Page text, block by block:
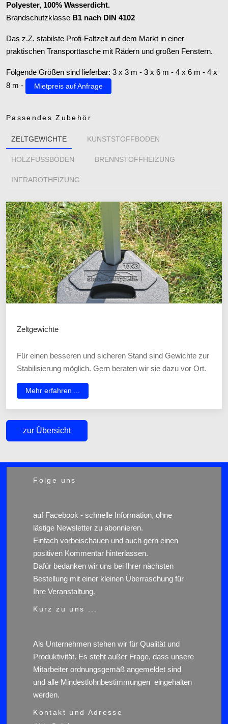
Polyester, 100% Wasserdicht.
Brandschutzklasse B1 nach DIN 4102
Das z.Z. stabilste Profi-Faltzelt auf dem Markt in einer
praktischen Transporttasche mit Rädern und großen Fenstern.
Folgende Größen sind lieferbar: 3 x 3 m - 3 x 6 m - 4 x 6 m - 4 x
8 m -
Mietpreis auf Anfrage
Passendes Zubehör
ZELTGEWICHTE KUNSTSTOFFBODEN
HOLZFUSSBODEN BRENNSTOFFHEIZUNG
INFRAROTHEIZUNG
Zeltgewichte
Für einen besseren und sicheren Stand sind Gewichte zur
Stabilisierung möglich. Gern beraten wir sie dazu vor Ort.
Mehr erfahren ...
zur Übersicht
Folge uns
auf Facebook - schnelle Information, ohne
lästige Newsletter zu abonnieren.
Einfach vorbeischauen und auch gern einen
positiven Kommentar hinterlassen.
Dafür bedanken wir uns bei Ihrer nächsten
Bestellung mit einer kleinen Überraschung für
Ihre Veranstaltung.
Kurz zu uns ...
Als Unternehmen stehen wir für Qualität und
Produktivität. Es steht außer Frage, dass unsere
Mitarbeiter ordnungsgemäß angemeldet sind
und alle Mindestlohnbestimmungen eingehalten
werden.
Kontakt und Adresse